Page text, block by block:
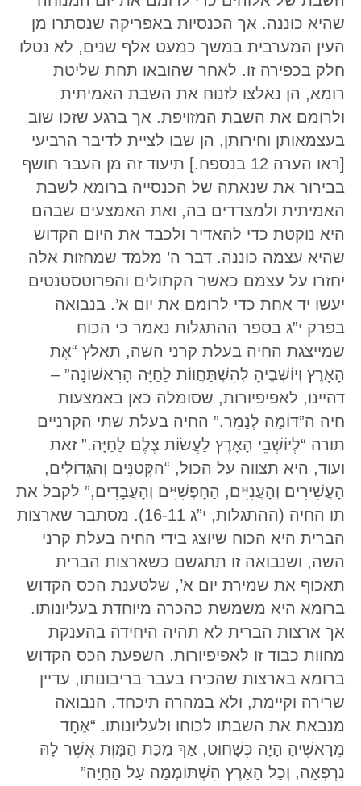
שהיא כוננה. אך הכנסיות באפריקה שנסתרו מן
העין המערבית במשך כמעט אלף שנים, לא נטלו
חלק בכפירה זו. לאחר שהובאו תחת שליטת
רומא, הן נאלצו לזנוח את השבת האמיתית
ולרומם את השבת המזויפת. אך ברגע שזכו שוב
בעצמאותן וחירותן, הן שבו לציית לדיבר הרביעי
[ראו הערה 12 בנספח.] תיעוד זה מן העבר חושף
בבירור את שנאתה של הכנסייה ברומא לשבת
האמיתית ולמצדדים בה, ואת האמצעים שבהם
היא נוקטת כדי להאדיר ולכבד את היום הקדוש
שהיא עצמה כוננה. דבר ה’ מלמד שמחזות אלה
יחזרו על עצמם כאשר הקתולים והפרוטסטנטים
יעשו יד אחת כדי לרומם את יום א’. בנבואה
בפרק י”ג בספר ההתגלות נאמר כי הכוח
שמייצגת החיה בעלת קרני השה, תאלץ “אֶת
הָאָרֶץ וְיוֹשְׁבֶיהָ לְהִשְׁתַּחֲווֹת לַחַיָּה הָרִאשׁוֹנָה” –
דהיינו, לאפיפיורות, שסומלה כאן באמצעות
חיה ה”דּוֹמָה לְנָמֵר.” החיה בעלת שתי הקרניים
תורה “לְיוֹשְׁבֵי הָאָרֶץ לַעֲשׂוֹת צֶלֶם לַחַיָּה.” זאת
ועוד, היא תצווה על הכול, “הַקְּטַנִּים וְהַגְּדוֹלִים,
הָעֲשִׁירִים וְהָעֲנִיִּים, הַחָפְשִׁיִּים וְהָעֲבָדִים,” לקבל את
תו החיה (ההתגלות, י”ג 16-11). מסתבר שארצות
הברית היא הכוח שיוצג בידי החיה בעלת קרני
השה, ושנבואה זו תתגשם כשארצות הברית
תאכוף את שמירת יום א’, שלטענת הכס הקדוש
ברומא היא משמשת כהכרה מיוחדת בעליונותו.
אך ארצות הברית לא תהיה היחידה בהענקת
מחוות כבוד זו לאפיפיורות. השפעת הכס הקדוש
ברומא בארצות שהכירו בעבר בריבונותו, עדיין
שרירה וקיימת, ולא במהרה תיכחד. הנבואה
מנבאת את השבתו לכוחו ולעליונותו. “אֶחָד
מֵרָאשֶׁיהָ הָיָה כְּשָׁחוּט, אַךְ מַכַּת הַמָּוֶת אֲשֶׁר לָהּ
נִרְפְּאָה, וְכָל הָאָרֶץ הִשְׁתּוֹמְמָה עַל הַחַיָּה”